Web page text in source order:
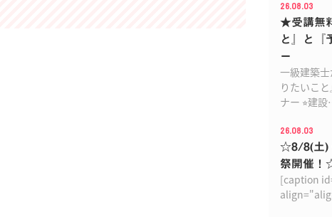
26.08.03
★受講無
と』と『
ー
一級建築
りたいこ
ナー ⭐︎建
26.08.03
☆8/8(土)
祭開催！
[caption